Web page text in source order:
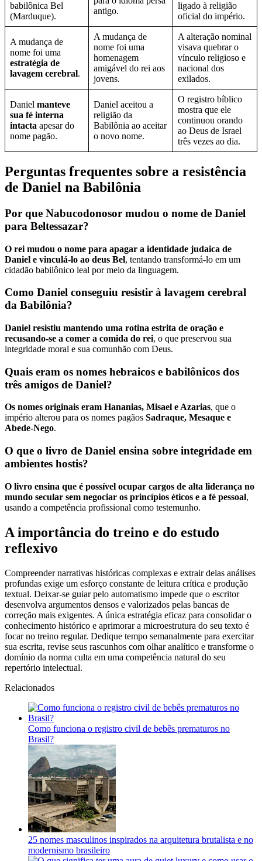
babilônica Bel
(Marduque).
antigo.
ligado à religião
oficial do império.
A mudança de
nome foi uma
estratégia de
lavagem cerebral.
A mudança de
nome foi uma
homenagem
amigável do rei aos
jovens.
A alteração nominal
visava quebrar o
vínculo religioso e
nacional dos
exilados.
Daniel manteve
sua fé interna
intacta apesar do
nome pagão.
Daniel aceitou a
religião da
Babilônia ao aceitar
o novo nome.
O registro bíblico
mostra que ele
continuou orando
ao Deus de Israel
três vezes ao dia.
Perguntas frequentes sobre a resistência
de Daniel na Babilônia
Por que Nabucodonosor mudou o nome de Daniel
para Beltessazar?
O rei mudou o nome para apagar a identidade judaica de
Daniel e vinculá-lo ao deus Bel, tentando transformá-lo em um
cidadão babilônico leal por meio da linguagem.
Como Daniel conseguiu resistir à lavagem cerebral
da Babilônia?
Daniel resistiu mantendo uma rotina estrita de oração e
recusando-se a comer a comida do rei, o que preservou sua
integridade moral e sua comunhão com Deus.
Quais eram os nomes hebraicos e babilônicos dos
três amigos de Daniel?
Os nomes originais eram Hananias, Misael e Azarias, que o
império alterou para os nomes pagãos Sadraque, Mesaque e
Abede-Nego.
O que o livro de Daniel ensina sobre integridade em
ambientes hostis?
O livro ensina que é possível ocupar cargos de alta liderança no
mundo secular sem negociar os princípios éticos e a fé pessoal,
usando a competência profissional como testemunho.
A importância do treino e do estudo
reflexivo
Compreender narrativas históricas complexas e extrair delas análises
profundas exige um esforço constante de leitura crítica e produção
textual. Deixar-se guiar pelo automatismo impede que o escritor
desenvolva argumentos densos e valorizados pelas bancas de
correção mais exigentes. A única estratégia eficaz para consolidar o
conhecimento histórico e aprimorar a microestrutura do seu texto é
focar no treino regular. Dedique tempo semanalmente para exercitar
sua escrita, revise seus rascunhos com olhar analítico e transforme o
domínio da norma culta em uma competência natural do seu
repertório intelectual.
Relacionados
Como funciona o registro civil de bebês prematuros no
Brasil?
25 nomes masculinos inspirados na arquitetura brutalista e no
modernismo brasileiro